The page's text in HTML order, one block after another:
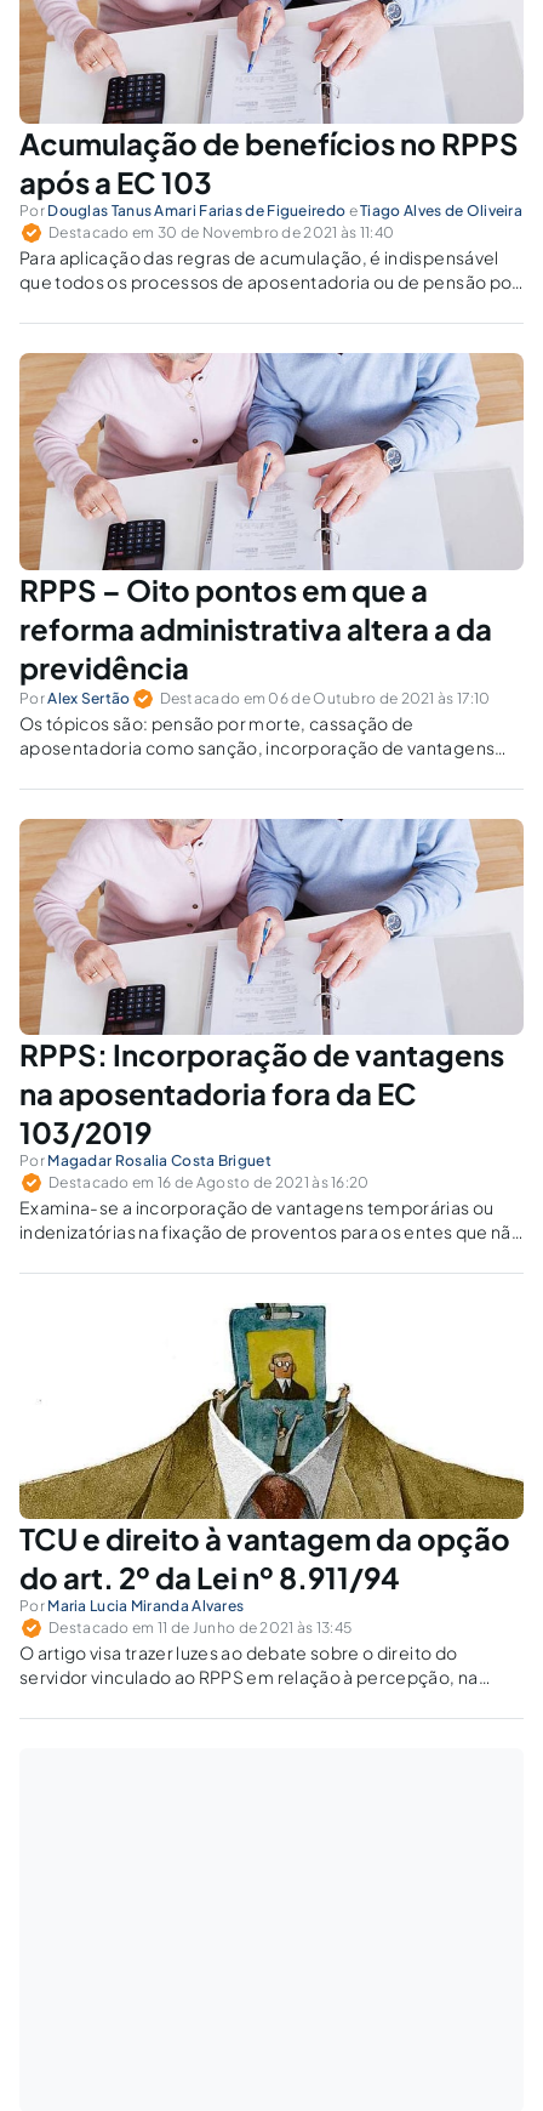
Acumulação de benefícios no RPPS
após a EC 103
Por Douglas Tanus Amari Farias de Figueiredo eTiago Alves de Oliveira
Destacado em 30 de Novembro de 2021 às 11:40
Para aplicação das regras de acumulação, é indispensável
que todos os processos de aposentadoria ou de pensão por
existência de outro benefício percebido pelo interessado.
RPPS – Oito pontos em que a
reforma administrativa altera a da
previdência
PorAlex Sertão Destacado em 06 de Outubro de 2021 às 17:10
Os tópicos são: pensão por morte, cassação de
aposentadoria como sanção, incorporação de vantagens
aposentadoria compulsória, integralidade e paridade.
RPPS: Incorporação de vantagens
na aposentadoria fora da EC
103/2019
Por Magadar Rosalia Costa Briguet
Destacado em 16 de Agosto de 2021 às 16:20
Examina-se a incorporação de vantagens temporárias ou
indenizatórias na fixação de proventos para os entes que não
definidas pela EC 103/ 2019 para os seus servidores.
TCU e direito à vantagem da opção
do art. 2º da Lei nº 8.911/94
Por Maria Lucia Miranda Alvares
Destacado em 11 de Junho de 2021 às 13:45
O artigo visa trazer luzes ao debate sobre o direito do
servidor vinculado ao RPPS em relação à percepção, na
o art. 2º, da Lei nº 8.911/94.